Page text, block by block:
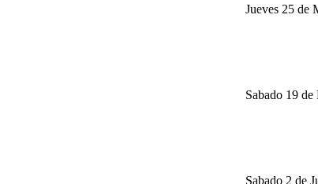
Jueves 25 de
Sabado 19
Sabado 2 de